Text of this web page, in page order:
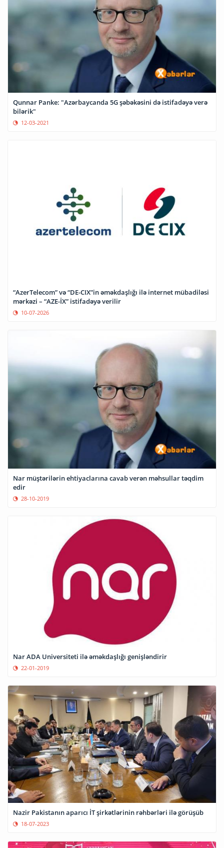
Qunnar Panke: "Azərbaycanda 5G şəbəkəsini də istifadəyə verə
bilərik"
12-03-2021
“AzerTelecom” və “DE-CIX”in əməkdaşlığı ilə internet mübadiləsi
mərkəzi – “AZE-İX” istifadəyə verilir
10-07-2026
Nar müştərilərin ehtiyaclarına cavab verən məhsullar təqdim
edir
28-10-2019
Nar ADA Universiteti ilə əməkdaşlığı genişləndirir
22-01-2019
Nazir Pakistanın aparıcı İT şirkətlərinin rəhbərləri ilə görüşüb
18-07-2023